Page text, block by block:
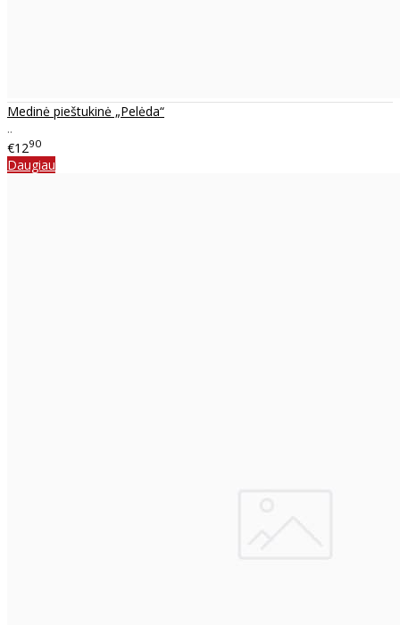
Medinė pieštukinė „Pelėda“
..
€1290
Daugiau